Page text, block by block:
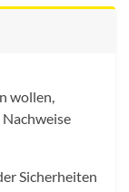
wollen,
Sicherheiten